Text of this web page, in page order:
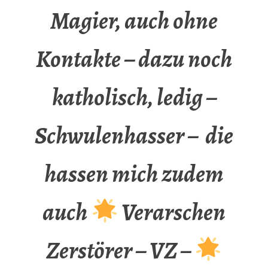
Magier, auch ohne
Kontakte – dazu noch
katholisch, ledig –
Schwulenhasser – die
hassen mich zudem
auch
Verarschen
Zerstörer – VZ –